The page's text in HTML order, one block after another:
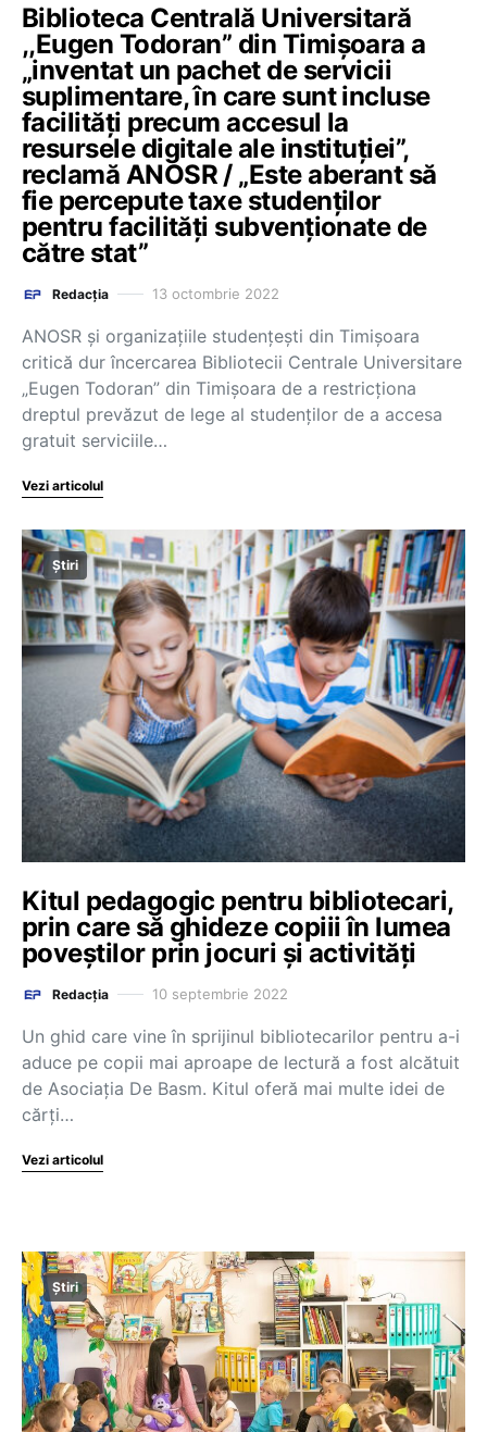
Biblioteca Centrală Universitară
,,Eugen Todoran” din Timișoara a
„inventat un pachet de servicii
suplimentare, în care sunt incluse
facilități precum accesul la
resursele digitale ale instituției”,
reclamă ANOSR / „Este aberant să
fie percepute taxe studenților
pentru facilități subvenționate de
către stat”
Redacția 13 octombrie 2022
ANOSR și organizațiile studențești din Timișoara
critică dur încercarea Bibliotecii Centrale Universitare
„Eugen Todoran” din Timișoara de a restricționa
dreptul prevăzut de lege al studenților de a accesa
gratuit serviciile…
Vezi articolul
Știri
Kitul pedagogic pentru bibliotecari,
prin care să ghideze copiii în lumea
poveștilor prin jocuri și activități
Redacția 10 septembrie 2022
Un ghid care vine în sprijinul bibliotecarilor pentru a-i
aduce pe copii mai aproape de lectură a fost alcătuit
de Asociația De Basm. Kitul oferă mai multe idei de
cărți…
Vezi articolul
Știri